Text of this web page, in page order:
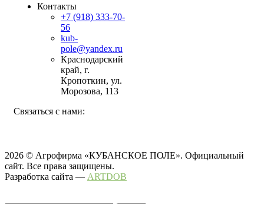
Контакты
+7 (918) 333-70-
56
kub-
pole@yandex.ru
Краснодарский
край, г.
Кропоткин, ул.
Морозова, 113
Связаться с нами:
2026 © Агрофирма «КУБАНСКОЕ ПОЛЕ». Официальный
сайт. Все права защищены.
Разработка сайта — ARTDOB